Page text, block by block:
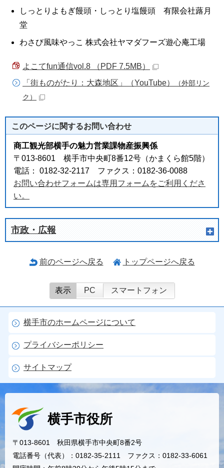
しっとりよもぎ饅頭・しっとり塩饅頭 有限会社蕗月
堂
わさび風味やっこ 株式会社ヤマダフーズ遊心庵工場
よこてfun通信vol.8 （PDF 7.5MB）
「街ものがたり：大森地区」（YouTube）
（外部リン
ク）
このページに関するお問い合わせ
商工観光部横手の魅力営業課物産振興係
〒013-8601 横手市中央町8番12号（かまくら館5階）
電話： 0182-32-2117 ファクス：0182-36-0088
お問い合わせフォームは専用フォームをご利用くださ
い。
市政・広報
前のページへ戻る トップページへ戻る
表示 PC スマートフォン
横手市のホームページについて
プライバシーポリシー
サイトマップ
横手市役所
〒013-8601 秋田県横手市中央町8番2号
電話番号（代表）：0182-35-2111 ファクス：0182-33-6061